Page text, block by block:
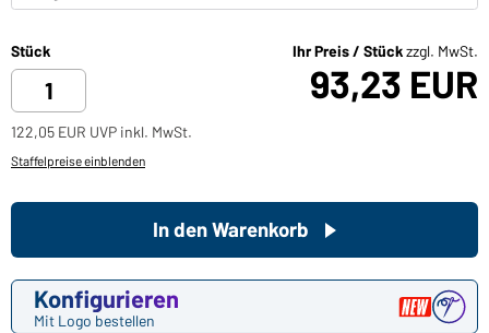
Stück Ihr Preis / Stückzzgl. MwSt.
93,23 EUR
122,05 EUR UVP inkl. MwSt.
Staffelpreise einblenden
Konfigurieren
Mit Logo bestellen
In den Warenkorb